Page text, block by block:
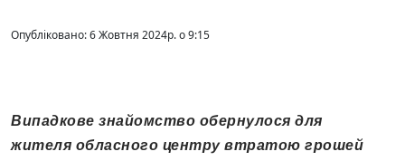
Опубліковано: 6 Жовтня 2024р. о 9:15
Випадкове знайомство обернулося для
жителя обласного центру втратою грошей